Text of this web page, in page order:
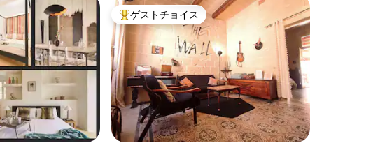
平均評価
大好評のゲストチョイスです。
ゲストチョイス